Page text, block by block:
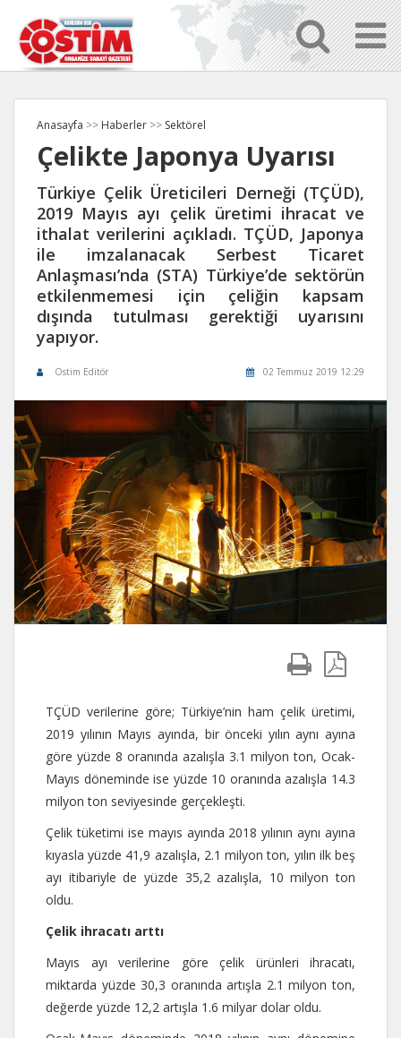
Anasayfa >> Haberler >> Sektörel
Çelikte Japonya Uyarısı
Türkiye Çelik Üreticileri Derneği (TÇÜD),
2019 Mayıs ayı çelik üretimi ihracat ve
ithalat verilerini açıkladı. TÇÜD, Japonya
ile imzalanacak Serbest Ticaret
Anlaşması’nda (STA) Türkiye’de sektörün
etkilenmemesi için çeliğin kapsam
dışında tutulması gerektiği uyarısını
yapıyor.
Ostim Editör 02 Temmuz 2019 12:29
TÇÜD verilerine göre; Türkiye’nin ham çelik üretimi,
2019 yılının Mayıs ayında, bir önceki yılın aynı ayına
göre yüzde 8 oranında azalışla 3.1 milyon ton, Ocak-
Mayıs döneminde ise yüzde 10 oranında azalışla 14.3
milyon ton seviyesinde gerçekleşti.
Çelik tüketimi ise mayıs ayında 2018 yılının aynı ayına
kıyasla yüzde 41,9 azalışla, 2.1 milyon ton, yılın ilk beş
ayı itibariyle de yüzde 35,2 azalışla, 10 milyon ton
oldu.
Çelik ihracatı arttı
Mayıs ayı verilerine göre çelik ürünleri ihracatı,
miktarda yüzde 30,3 oranında artışla 2.1 milyon ton,
değerde yüzde 12,2 artışla 1.6 milyar dolar oldu.